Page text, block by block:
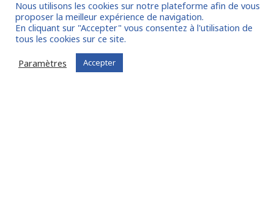
Je rejoins la communauté
Vous êtes déjà inscrit ?
Nous utilisons les cookies sur notre plateforme afin de vous
proposer la meilleur expérience de navigation.
En cliquant sur "Accepter" vous consentez à l'utilisation de
tous les cookies sur ce site.
Paramètres
Accepter